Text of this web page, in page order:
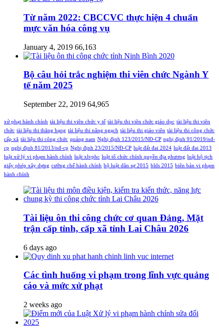
Từ năm 2022: CBCCVC thực hiện 4 chuẩn
mực văn hóa công vụ
January 4, 2019 66,163
Bộ câu hỏi trắc nghiệm thi viên chức Ngành Y
tế năm 2025
September 22, 2019 64,965
xử phạt hành chính tài liệu thi viên chức y tế tài liệu thi viên chức giáo dục tài liệu thi viên
chức tài liệu thi thăng hạng tài liệu thi nâng ngạch tài liệu thi giáo viên tài liệu thi công chức
cấp xã tài liệu thi công chức quảng nam Nghị định 123/2015/NĐ-CP nghị định 91/2019/nđ-
cp nghị định 81/2013/nđ-cp Nghị định 23/2015/NĐ-CP luật đất đai 2024 luật đất đai 2013
luật xử lý vi phạm hành chính luật xlvphc luật tổ chức chính quyền địa phương luật hộ tịch
giấy phép xây dựng cưỡng chế hành chính bộ luật dân sự 2015 blds 2015 biên bản vi phạm
hành chính
Tài liệu ôn thi công chức cơ quan Đảng, Mặt
trận cấp tỉnh, cấp xã tỉnh Lai Châu 2026
6 days ago
Các tình huống vi phạm trong lĩnh vực quảng
cáo và mức xử phạt
2 weeks ago